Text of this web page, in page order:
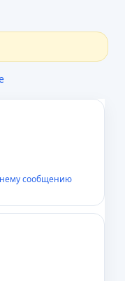
сообщению